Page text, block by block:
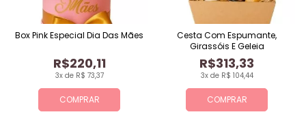
COMPRAR
3x de R$ 73,37
R$220,11
Box Pink Especial Dia Das Mães
COMPRAR
3x de R$ 104,44
R$313,33
Cesta Com Espumante,
Girassóis E Geleia